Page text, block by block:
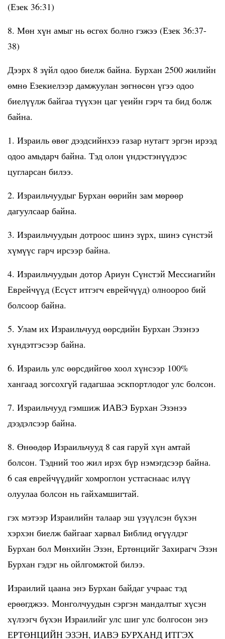
(Езек 36:31)
8. Мөн хүн амыг нь өсгөх болно гэжээ (Езек 36:37-
38)
Дээрх 8 зүйл одоо биелж байна. Бурхан 2500 жилийн
өмнө Езекиелээр дамжуулан зөгнөсөн үгээ одоо
биелүүлж байгаа түүхэн цаг үеийн гэрч та бид болж
байна.
1. Израиль өвөг дээдсийнхээ газар нутагт эргэн ирээд
одоо амьдарч байна. Тэд олон үндэстэнүүдээс
цугларсан билээ.
2. Израильчуудыг Бурхан өөрийн зам мөрөөр
дагуулсаар байна.
3. Израильчуудын дотроос шинэ зүрх, шинэ сүнстэй
хүмүүс гарч ирсээр байна.
4. Израильчуудын дотор Ариун Сүнстэй Мессиагийн
Еврейчүүд (Есүст итгэгч еврейчүүд) олноороо бий
болсоор байна.
5. Улам их Израильчууд өөрсдийн Бурхан Эзэнээ
хүндэтгэсээр байна.
6. Израиль улс өөрсдийгөө хоол хүнсээр 100%
хангаад зогсохгүй гадагшаа эскпортлодог улс болсон.
7. Израильчууд гэмшиж ИАВЭ Бурхан Эзэнээ
дээдэлсээр байна.
8. Өнөөдөр Израильчууд 8 сая гаруй хүн амтай
болсон. Тэдний тоо жил ирэх бүр нэмэгдсээр байна.
6 сая еврейчүүдийг хомроглон устгаснаас илүү
олуулаа болсон нь гайхамшигтай.
гэх мэтээр Израилийн талаар эш үзүүлсэн бүхэн
хэрхэн биелж байгааг харвал Библид өгүүлдэг
Бурхан бол Мөнхийн Эзэн, Ертөнцийг Захирагч Эзэн
Бурхан гэдэг нь ойлгомжтой билээ.
Израилий цаана энэ Бурхан байдаг учраас тэд
ерөөгджээ. Монголчуудын сэргэн мандалтыг хүсэн
хүлээгч бүхэн Израилийг улс шиг улс болгосон энэ
ЕРТӨНЦИЙН ЭЗЭН, ИАВЭ БУРХАНД ИТГЭХ